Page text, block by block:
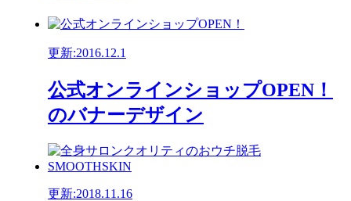
更新:2016.12.1
公式オンラインショップOPEN！
のバナーデザイン
更新:2018.11.16